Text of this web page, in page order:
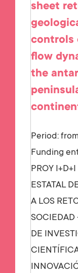
sheet
controls
flow
the
Period:
Funding
PROY
ESTATAL
A LOS
SOCIEDAD
DE